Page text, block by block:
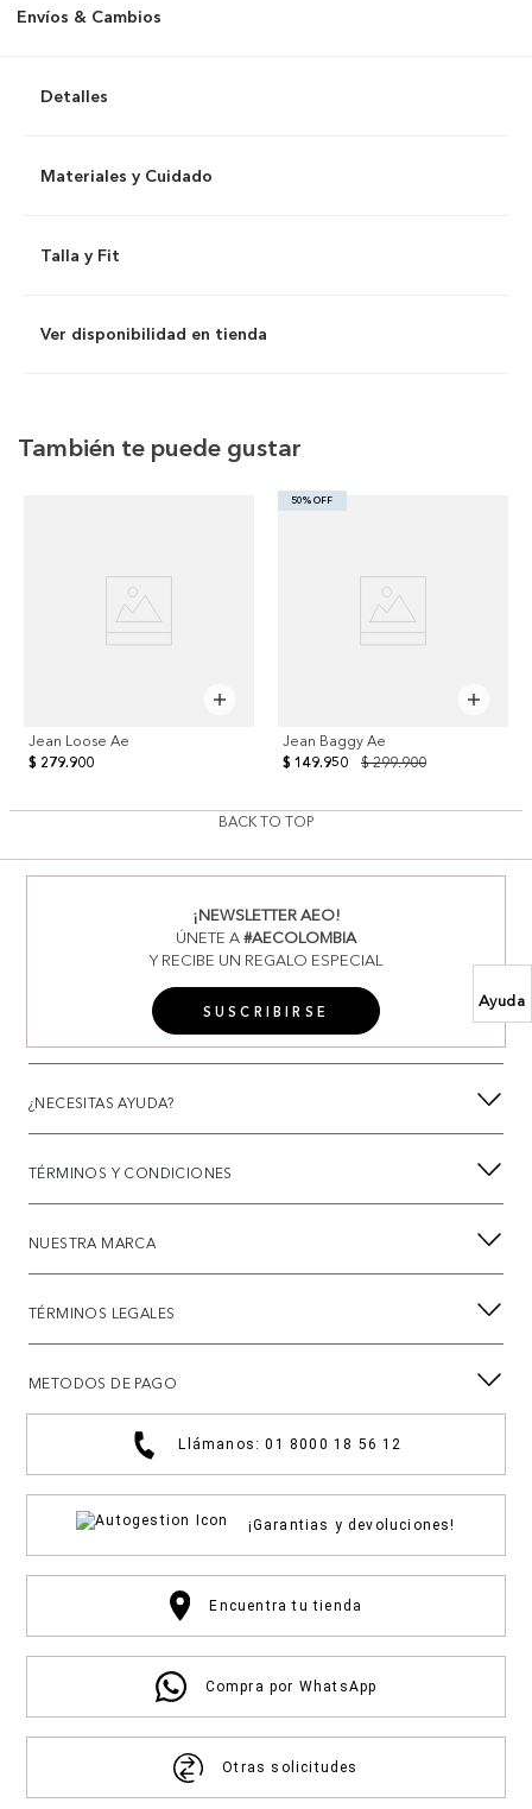
Ayuda
Envíos & Cambios
Detalles
Materiales y Cuidado
Talla y Fit
Ver disponibilidad en tienda
También te puede gustar
Jean Loose Ae
$ 279.900
50% OFF
Jean Baggy Ae
$ 299.900
$ 149.950
BACK TO TOP
¡NEWSLETTER AEO!
ÚNETE A#AECOLOMBIA
Y RECIBE UN REGALO ESPECIAL
SUSCRIBIRSE
¿NECESITAS AYUDA?
TÉRMINOS Y CONDICIONES
NUESTRA MARCA
TÉRMINOS LEGALES
METODOS DE PAGO
Llámanos: 01 8000 18 56 12
¡Garantias y devoluciones!
Encuentra tu tienda
Compra por WhatsApp
Otras solicitudes